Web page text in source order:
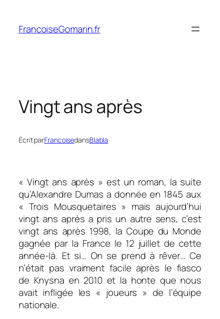
contenu
FrancoiseGomarin.fr
Vingt ans après
Écrit parFrancoisedansBlabla
« Vingt ans après » est un roman, la suite
qu’Alexandre Dumas a donnée en 1845 aux
« Trois Mousquetaires » mais aujourd’hui
vingt ans après a pris un autre sens, c’est
vingt ans après 1998, la Coupe du Monde
gagnée par la France le 12 juillet de cette
année-là. Et si… On se prend à rêver… Ce
n’était pas vraiment facile après le fiasco
de Knysna en 2010 et la honte que nous
avait infligée les « joueurs » de l’équipe
nationale.